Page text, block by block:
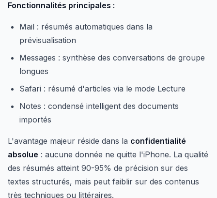
Fonctionnalités principales :
Mail : résumés automatiques dans la
prévisualisation
Messages : synthèse des conversations de groupe
longues
Safari : résumé d'articles via le mode Lecture
Notes : condensé intelligent des documents
importés
L'avantage majeur réside dans la confidentialité
absolue : aucune donnée ne quitte l'iPhone. La qualité
des résumés atteint 90-95% de précision sur des
textes structurés, mais peut faiblir sur des contenus
très techniques ou littéraires.